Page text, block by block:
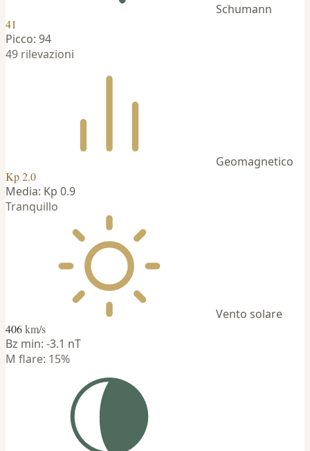
Schumann
41
Picco: 94
49 rilevazioni
Geomagnetico
Kp 2.0
Media: Kp 0.9
Tranquillo
Vento solare
406km/s
Bz min: -3.1 nT
M flare: 15%